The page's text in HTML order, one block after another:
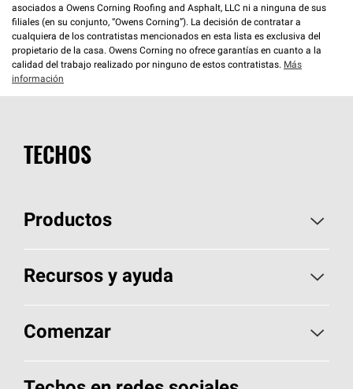
asociados a Owens Corning Roofing and Asphalt, LLC ni a ninguna de sus
filiales (en su conjunto, “Owens Corning”). La decisión de contratar a
cualquiera de los contratistas mencionados en esta lista es exclusiva del
propietario de la casa. Owens Corning no ofrece garantías en cuanto a la
calidad del trabajo realizado por ninguno de estos contratistas. Más
información
TECHOS
Productos
Elija sus tejas
Encuentre un contratista
Recursos y ayuda
Aspectos básicos sobre techos
Herramientas de diseño y color
Comenzar
Llame al 1-800-GET-PINK®